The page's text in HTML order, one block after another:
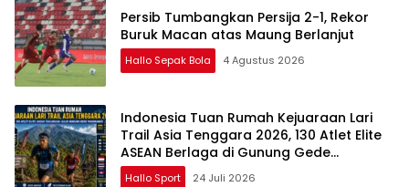
Persib Tumbangkan Persija 2-1, Rekor
Buruk Macan atas Maung Berlanjut
Hallo Sepak Bola 4 Agustus 2026
Indonesia Tuan Rumah Kejuaraan Lari
Trail Asia Tenggara 2026, 130 Atlet Elite
ASEAN Berlaga di Gunung Gede
Pangrango
Hallo Sport 24 Juli 2026